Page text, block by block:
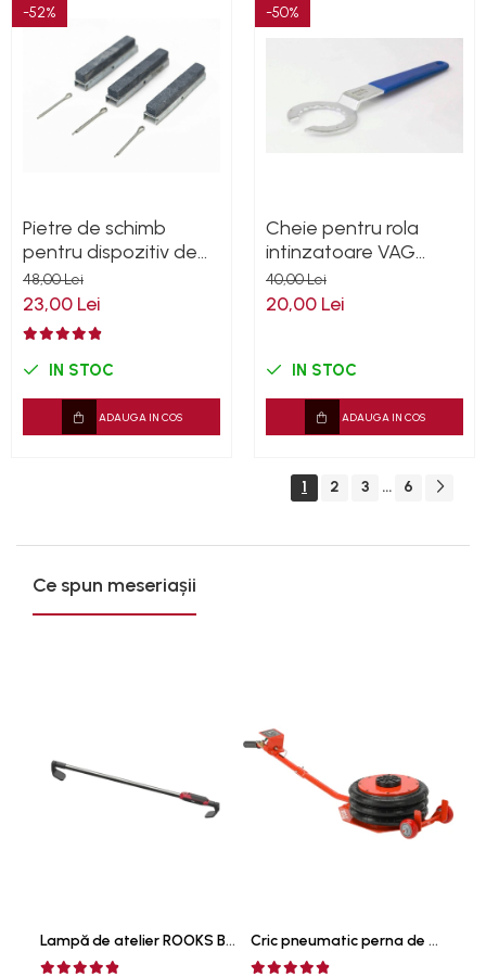
-52%
Pietre de schimb
pentru dispozitiv de
honuit cilindrii 32-
89mm
48,00 Lei
23,00 Lei
IN STOC
ADAUGA IN COS
-50%
Cheie pentru rola
intinzatoare VAG
32mm
40,00 Lei
20,00 Lei
IN STOC
ADAUGA IN COS
1 2 3 ... 6
Ce spun meseriașii
Lampă de atelier ROOKS B2 HYBRID pentru capotă, 2000 lumeni, 5000 mAh Cric pneumatic perna de aer cu inaltator 6T